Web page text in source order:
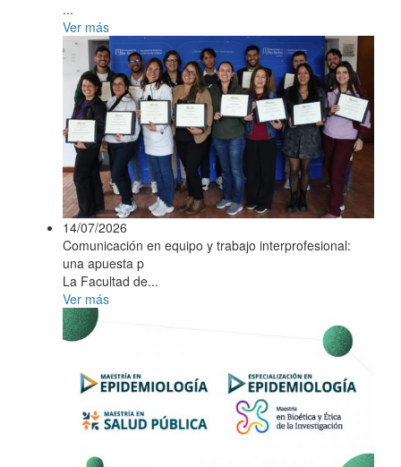
...
Ver más
14/07/2026
Comunicación en equipo y trabajo interprofesional:
una apuesta p
La Facultad de...
Ver más